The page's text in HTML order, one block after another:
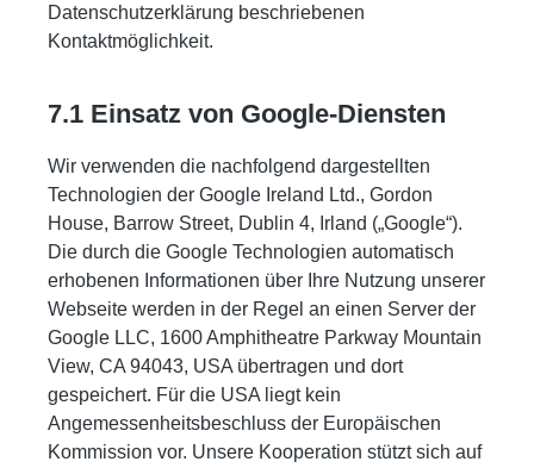
Datenschutzerklärung beschriebenen
Kontaktmöglichkeit.
7.1 Einsatz von Google-Diensten
Wir verwenden die nachfolgend dargestellten
Technologien der Google Ireland Ltd., Gordon
House, Barrow Street, Dublin 4, Irland („Google“).
Die durch die Google Technologien automatisch
erhobenen Informationen über Ihre Nutzung unserer
Webseite werden in der Regel an einen Server der
Google LLC, 1600 Amphitheatre Parkway Mountain
View, CA 94043, USA übertragen und dort
gespeichert. Für die USA liegt kein
Angemessenheitsbeschluss der Europäischen
Kommission vor. Unsere Kooperation stützt sich auf